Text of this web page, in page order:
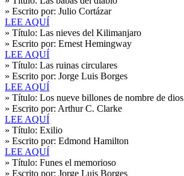
» Escrito por: Julio Cortázar
LEE AQUÍ
» Título: Las nieves del Kilimanjaro
» Escrito por: Ernest Hemingway
LEE AQUÍ
» Título: Las ruinas circulares
» Escrito por: Jorge Luis Borges
LEE AQUÍ
» Título: Los nueve billones de nombre de dios
» Escrito por: Arthur C. Clarke
LEE AQUÍ
» Título: Exilio
» Escrito por: Edmond Hamilton
LEE AQUÍ
» Título: Funes el memorioso
» Escrito por: Jorge Luis Borges